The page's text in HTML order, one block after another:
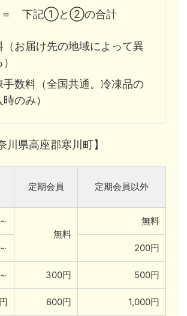
下記①と②の合計
（お届け先の地域によって異
手数料（全国共通。冷凍品の
のみ）
県高座郡寒川町】
定期会員 定期会員以外
無料
無料
200円
300円 500円
600円 1,000円